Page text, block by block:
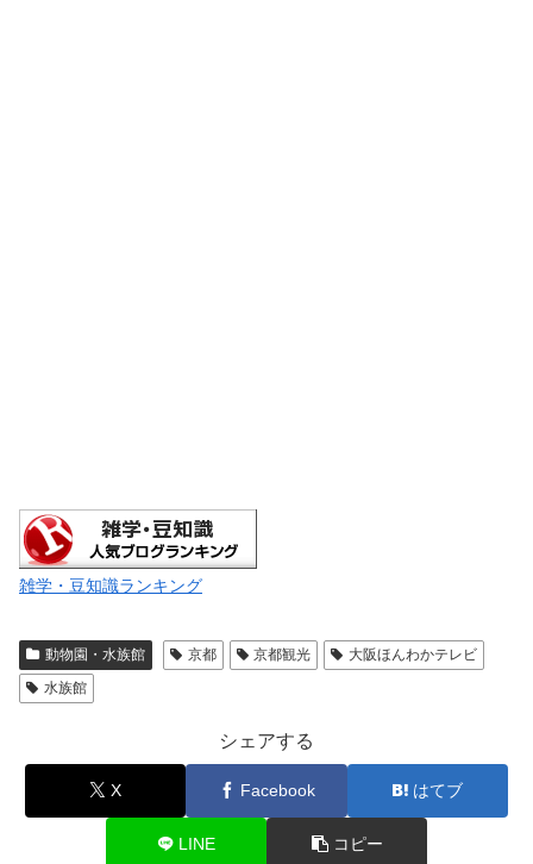
雑学・豆知識ランキング
動物園・水族館 京都 京都観光
大阪ほんわかテレビ
水族館
シェアする
X Facebook はてブ
LINE コピー